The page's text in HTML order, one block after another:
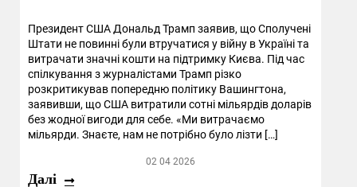
Президент США Дональд Трамп заявив, що Сполучені
Штати не повинні були втручатися у війну в Україні та
витрачати значні кошти на підтримку Києва. Під час
спілкування з журналістами Трамп різко
розкритикував попередню політику Вашингтона,
заявивши, що США витратили сотні мільярдів доларів
без жодної вигоди для себе. «Ми витрачаємо
мільярди. Знаєте, нам не потрібно було лізти […]
02 04 2026
Далі